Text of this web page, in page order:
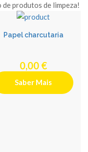
de limpeza!
Papel charcutaria
0,00 €
Saber Mais